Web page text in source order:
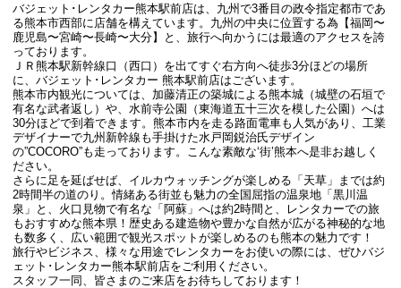
バジェット･レンタカー熊本駅前店は、九州で3番目の政令指定都市であ
る熊本市西部に店舗を構えています。九州の中央に位置する為【福岡〜
鹿児島〜宮崎〜長崎〜大分】と、旅行へ向かうには最適のアクセスを誇
っております。
ＪＲ熊本駅新幹線口（西口）を出てすぐ右方向へ徒歩3分ほどの場所
に、バジェット･レンタカー 熊本駅前店はございます。
熊本市内観光については、加藤清正の築城による熊本城（城壁の石垣で
有名な武者返し）や、水前寺公園（東海道五十三次を模した公園）へは
30分ほどで到着できます。熊本市内を走る路面電車も人気があり、工業
デザイナーで九州新幹線も手掛けた水戸岡鋭治氏デザイン
の”COCORO”も走っております。こんな素敵な‘街’熊本へ是非お越しく
ださい。
さらに足を延ばせば、イルカウォッチングが楽しめる「天草」までは約
2時間半の道のり。情緒ある街並も魅力の全国屈指の温泉地「黒川温
泉」と、火口見物で有名な「阿蘇」へは約2時間と、レンタカーでの旅
もおすすめな熊本県！歴史ある建造物や豊かな自然が広がる神秘的な地
も数多く、広い範囲で観光スポットが楽しめるのも熊本の魅力です！
旅行やビジネス、様々な用途でレンタカーをお使いの際には、ぜひバジ
ェット･レンタカー熊本駅前店をご利用ください。
スタッフ一同、皆さまのご来店をお待ちしております！